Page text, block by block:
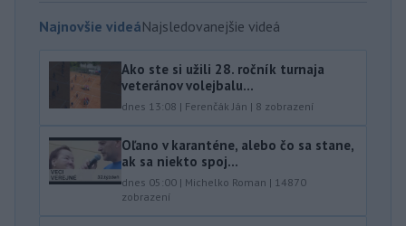
Najnovšie videáNajsledovanejšie videá
Ako ste si užili 28. ročník turnaja
veteránov volejbalu...
dnes 13:08 | Ferenčák Ján | 8 zobrazení
Oľano v karanténe, alebo čo sa stane,
ak sa niekto spoj...
dnes 05:00 | Michelko Roman | 14870
zobrazení